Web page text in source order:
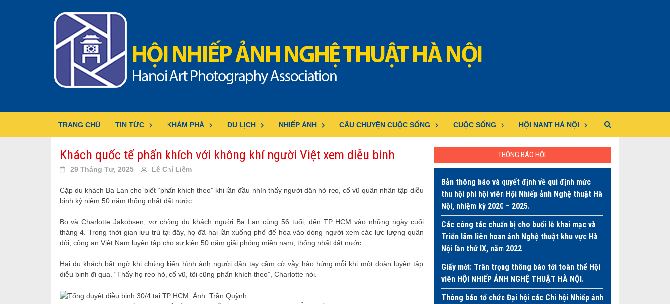
TRANG CHỦ TIN TỨC KHÁM PHÁ DU LỊCH NHIẾP ẢNH CÂU CHUYỆN CUỘC SỐNG CUỘC SỐNG HỘI NANT HÀ NỘI
Khách quốc tế phấn khích với không khí người Việt xem diễu binh
29 Tháng Tư, 2025 Lê Chí Liêm
Cặp du khách Ba Lan cho biết “phấn khích theo” khi lần đầu nhìn thấy người dân hò reo, cổ vũ quân nhân tập diễu
binh kỷ niệm 50 năm thống nhất đất nước.
Bo và Charlotte Jakobsen, vợ chồng du khách người Ba Lan cùng 56 tuổi, đến TP HCM vào những ngày cuối
tháng 4. Trong thời gian lưu trú tại đây, họ đã hai lần xuống phố để hòa vào dòng người xem các lực lượng quân
đội, công an Việt Nam luyện tập cho sự kiện 50 năm giải phóng miền nam, thống nhất đất nước.
Hai du khách bất ngờ khi chứng kiến hình ảnh người dân tay cầm cờ vẫy hào hứng mỗi khi một đoàn luyện tập
diễu binh đi qua. “Thấy họ reo hò, cổ vũ, tôi cũng phấn khích theo”, Charlotte nói.
THÔNG BÁO HỘI
Bản thông báo và quyết định về qui định mức
thu hội phí hội viên Hội Nhiếp ảnh Nghệ thuật Hà
Nội, nhiệm kỳ 2020 – 2025.
Các công tác chuẩn bị cho buổi lễ khai mạc và
Triển lãm liên hoan ảnh Nghệ thuật khu vực Hà
Nội lần thứ IX, năm 2022
Giấy mời: Trân trọng thông báo tới toàn thể Hội
viên HỘI NHIẾP ẢNH NGHỆ THUẬT HÀ NỘI.
Thông báo tổ chức Đại hội các Chi hội Nhiếp ảnh